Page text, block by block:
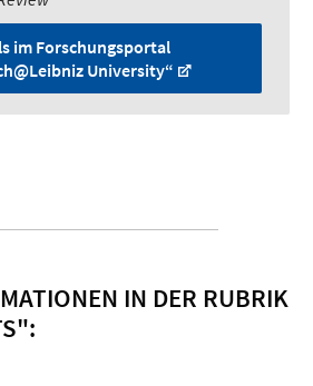
im Forschungsportal
University“
IN DER RUBRIK